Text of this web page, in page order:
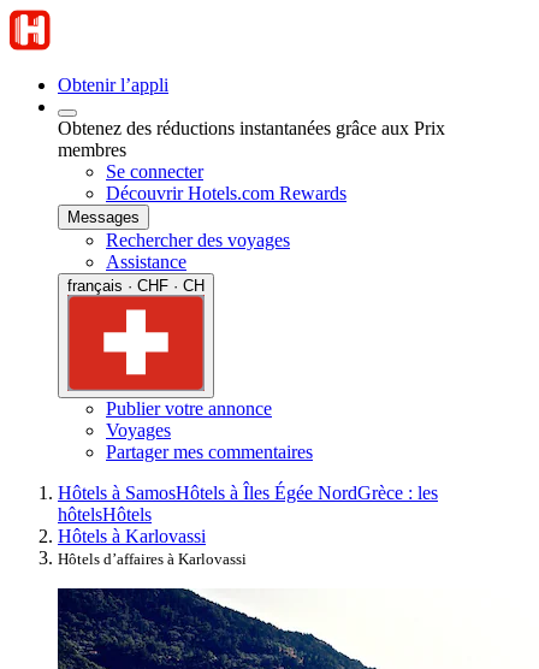
Obtenir l’appli
Obtenez des réductions instantanées grâce aux Prix
membres
Se connecter
Découvrir Hotels.com Rewards
Messages
Rechercher des voyages
Assistance
français · CHF · CH
Publier votre annonce
Voyages
Partager mes commentaires
Hôtels à SamosHôtels à Îles Égée NordGrèce : les
hôtelsHôtels
Hôtels à Karlovassi
Hôtels d’affaires à Karlovassi